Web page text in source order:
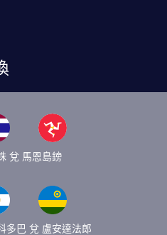
兌 馬恩島鎊
多巴 兌 盧安達法郎